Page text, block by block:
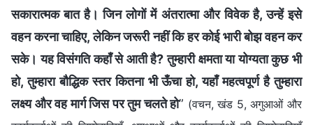
सकारात्मक बात है। जिन लोगों में अंतरात्मा और विवेक है, उन्हें इसे
वहन करना चाहिए, लेकिन जरूरी नहीं कि हर कोई भारी बोझ वहन कर
सके। यह विसंगति कहाँ से आती है? तुम्हारी क्षमता या योग्यता कुछ भी
हो, तुम्हारा बौद्धिक स्तर कितना भी ऊँचा हो, यहाँ महत्वपूर्ण है तुम्हारा
लक्ष्य और वह मार्ग जिस पर तुम चलते हो” (वचन, खंड 5, अगुआओं और